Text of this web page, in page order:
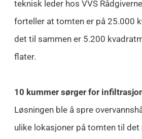
teknisk leder hos VVS
forteller at tomten er på 25.000
det til sammen er 5.200
flater.
10 kummer sørger for
Løsningen ble å spre
ulike lokasjoner på tomten til det